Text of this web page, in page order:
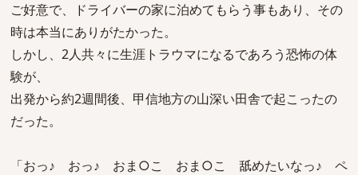
ご好意で、ドライバーの家に泊めてもらう事もあり、その
時は本当にありがたかった。
しかし、2人共々に生涯トラウマになるであろう恐怖の体
験が、
出発から約2週間後、甲信地方の山深い田舎で起こったの
だった。
「おっ♪ おっ♪ おま○こ おま○こ 舐めたいなっ♪ ペ